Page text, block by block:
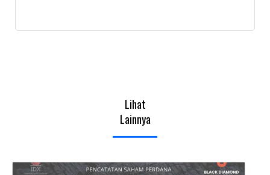
Lihat
Lainnya